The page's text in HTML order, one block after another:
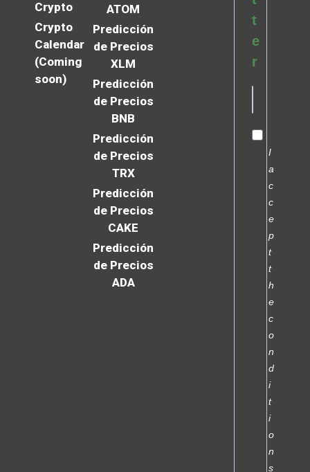
Crypto
Crypto
Calendar
(Coming
soon)
ATOM
Predicción
de Precios
XLM
Predicción
de Precios
BNB
Predicción
de Precios
TRX
Predicción
de Precios
CAKE
Predicción
de Precios
ADA
t
e
r
I
a
c
c
e
p
t
t
h
e
c
o
n
d
i
t
i
o
n
s